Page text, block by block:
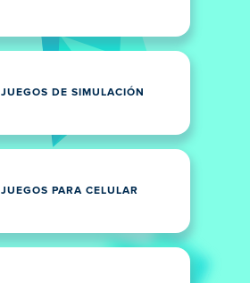
JUEGOS DE SIMULACIÓN
JUEGOS PARA CELULAR